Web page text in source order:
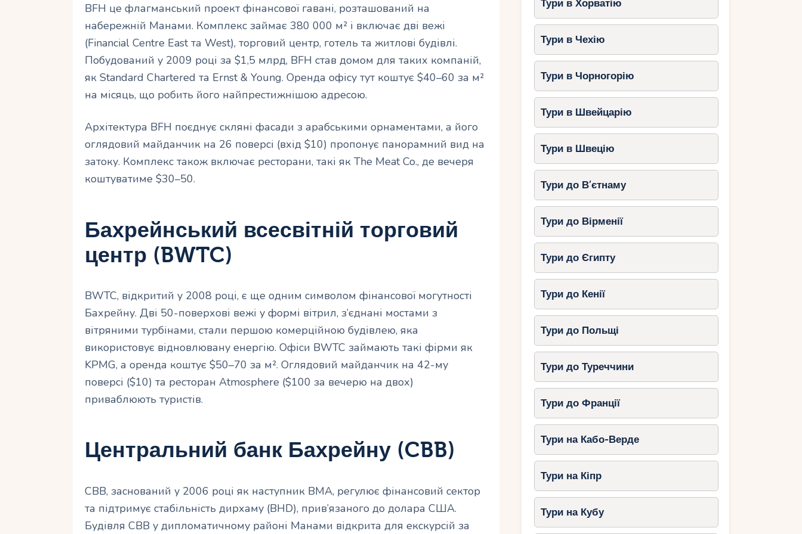
BFH це флагманський проект фінансової гавані, розташований на
набережній Манами. Комплекс займає 380 000 м² і включає дві вежі
(Financial Centre East та West), торговий центр, готель та житлові будівлі.
Побудований у 2009 році за $1,5 млрд, BFH став домом для таких компаній,
як Standard Chartered та Ernst & Young. Оренда офісу тут коштує $40–60 за м²
на місяць, що робить його найпрестижнішою адресою.
Архітектура BFH поєднує скляні фасади з арабськими орнаментами, а його
оглядовий майданчик на 26 поверсі (вхід $10) пропонує панорамний вид на
затоку. Комплекс також включає ресторани, такі як The Meat Co., де вечеря
коштуватиме $30–50.
Бахрейнський всесвітній торговий
центр (BWTC)
BWTC, відкритий у 2008 році, є ще одним символом фінансової могутності
Бахрейну. Дві 50-поверхові вежі у формі вітрил, з’єднані мостами з
вітряними турбінами, стали першою комерційною будівлею, яка
використовує відновлювану енергію. Офіси BWTC займають такі фірми як
KPMG, а оренда коштує $50–70 за м². Оглядовий майданчик на 42-му
поверсі ($10) та ресторан Atmosphere ($100 за вечерю на двох)
приваблюють туристів.
Центральний банк Бахрейну (CBB)
CBB, заснований у 2006 році як наступник BMA, регулює фінансовий сектор
та підтримує стабільність дирхаму (BHD), прив’язаного до долара США.
Будівля CBB у дипломатичному районі Манами відкрита для екскурсій за
Тури в Хорватію
Тури в Чехію
Тури в Чорногорію
Тури в Швейцарію
Тури в Швецію
Тури до В’єтнаму
Тури до Вірменії
Тури до Єгипту
Тури до Кенії
Тури до Польщі
Тури до Туреччини
Тури до Франції
Тури на Кабо-Верде
Тури на Кіпр
Тури на Кубу